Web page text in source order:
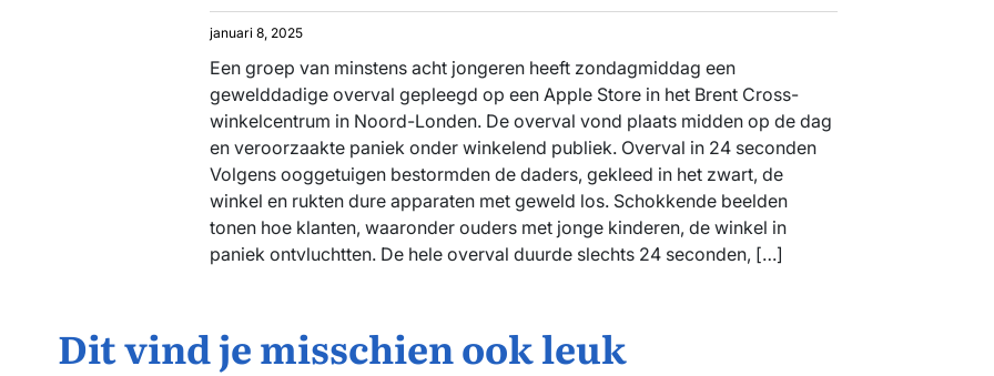
januari 8, 2025
Een groep van minstens acht jongeren heeft zondagmiddag een
gewelddadige overval gepleegd op een Apple Store in het Brent Cross-
winkelcentrum in Noord-Londen. De overval vond plaats midden op de dag
en veroorzaakte paniek onder winkelend publiek. Overval in 24 seconden
Volgens ooggetuigen bestormden de daders, gekleed in het zwart, de
winkel en rukten dure apparaten met geweld los. Schokkende beelden
tonen hoe klanten, waaronder ouders met jonge kinderen, de winkel in
paniek ontvluchtten. De hele overval duurde slechts 24 seconden, […]
Dit vind je misschien ook leuk